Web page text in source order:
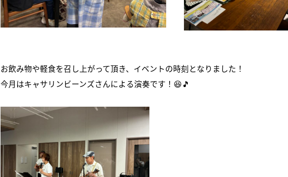
お飲み物や軽食を召し上がって頂き、イベントの時刻となりました！
今月はキャサリンビーンズさんによる演奏です！😆🎵